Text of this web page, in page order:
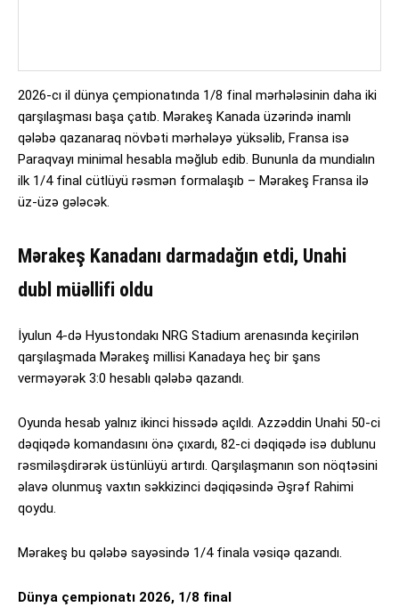
2026-cı il dünya çempionatında 1/8 final mərhələsinin daha iki
qarşılaşması başa çatıb. Mərakeş Kanada üzərində inamlı
qələbə qazanaraq növbəti mərhələyə yüksəlib, Fransa isə
Paraqvayı minimal hesabla məğlub edib. Bununla da mundialın
ilk 1/4 final cütlüyü rəsmən formalaşıb – Mərakeş Fransa ilə
üz-üzə gələcək.
Mərakeş Kanadanı darmadağın etdi, Unahi
dubl müəllifi oldu
İyulun 4-də Hyustondakı NRG Stadium arenasında keçirilən
qarşılaşmada Mərakeş millisi Kanadaya heç bir şans
verməyərək 3:0 hesablı qələbə qazandı.
Oyunda hesab yalnız ikinci hissədə açıldı. Azzəddin Unahi 50-ci
dəqiqədə komandasını önə çıxardı, 82-ci dəqiqədə isə dublunu
rəsmiləşdirərək üstünlüyü artırdı. Qarşılaşmanın son nöqtəsini
əlavə olunmuş vaxtın səkkizinci dəqiqəsində Əşrəf Rahimi
qoydu.
Mərakeş bu qələbə sayəsində 1/4 finala vəsiqə qazandı.
Dünya çempionatı 2026, 1/8 final